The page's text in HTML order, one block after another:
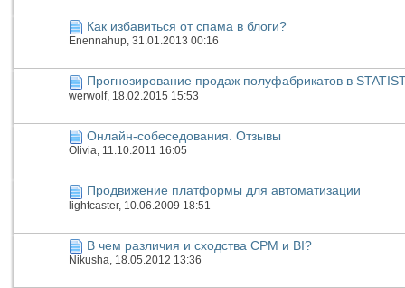
Как избавиться от спама в блоги?
Enennahup, 31.01.2013 00:16
Прогнозирование продаж полуфабрикатов в
werwolf, 18.02.2015 15:53
Онлайн-собеседования. Отзывы
Olivia, 11.10.2011 16:05
Продвижение платформы для автоматизации
lightcaster, 10.06.2009 18:51
В чем различия и сходства CPM и BI?
Nikusha, 18.05.2012 13:36